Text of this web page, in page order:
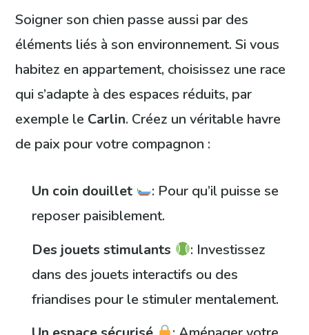
Soigner son chien passe aussi par des
éléments liés à son environnement. Si vous
habitez en appartement, choisissez une race
qui s’adapte à des espaces réduits, par
exemple le Carlin. Créez un véritable havre
de paix pour votre compagnon :
Un coin douillet
: Pour qu’il puisse se
reposer paisiblement.
Des jouets stimulants
: Investissez
dans des jouets interactifs ou des
friandises pour le stimuler mentalement.